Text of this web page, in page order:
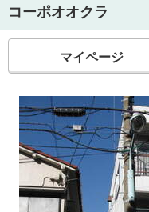
コーポオオクラ
マイページ